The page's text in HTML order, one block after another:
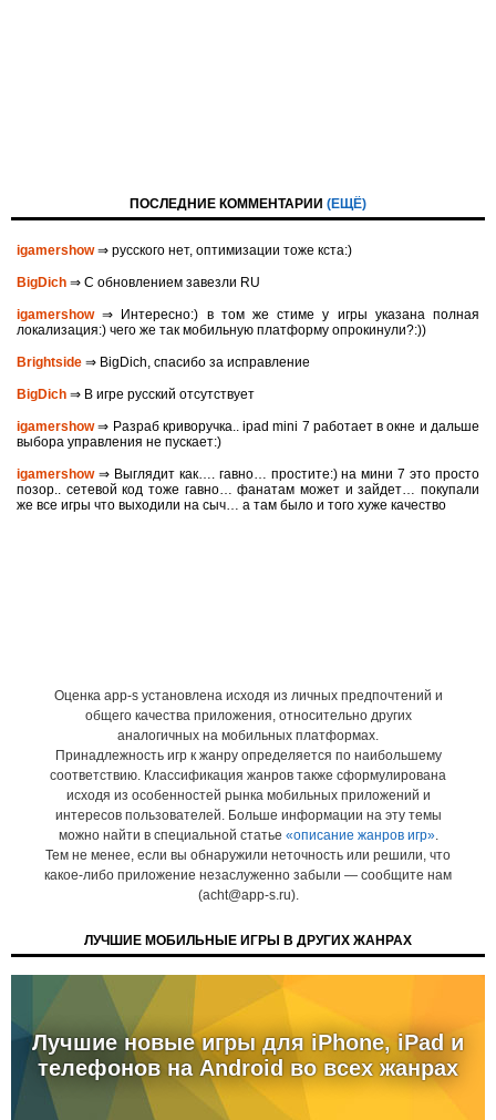
ПОСЛЕДНИЕ КОММЕНТАРИИ (ЕЩЁ)
igamershow⇒ русского нет, оптимизации тоже кста:)
BigDich ⇒ С обновлением завезли RU
igamershow⇒ Интересно:) в том же стиме у игры указана полная
локализация:) чего же так мобильную платформу опрокинули?:))
Brightside ⇒ BigDich, спасибо за исправление
BigDich ⇒ В игре русский отсутствует
igamershow⇒ Разраб криворучка.. ipad mini 7 работает в окне и дальше
выбора управления не пускает:)
igamershow⇒ Выглядит как…. гавно… простите:) на мини 7 это просто
позор.. сетевой код тоже гавно… фанатам может и зайдет… покупали
же все игры что выходили на сыч… а там было и того хуже качество
Оценка app-s установлена исходя из личных предпочтений и
общего качества приложения, относительно других
аналогичных на мобильных платформах.
Принадлежность игр к жанру определяется по наибольшему
соответствию. Классификация жанров также сформулирована
исходя из особенностей рынка мобильных приложений и
интересов пользователей. Больше информации на эту темы
можно найти в специальной статье «описание жанров игр».
Тем не менее, если вы обнаружили неточность или решили, что
какое-либо приложение незаслуженно забыли — сообщите нам
(acht@app-s.ru).
ЛУЧШИЕ МОБИЛЬНЫЕ ИГРЫ В ДРУГИХ ЖАНРАХ
Лучшие новые игры для iPhone, iPad и
телефонов на Android во всех жанрах